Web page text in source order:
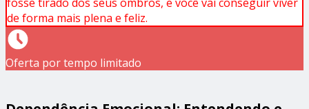
de forma mais plena e feliz.
Oferta por tempo limitado